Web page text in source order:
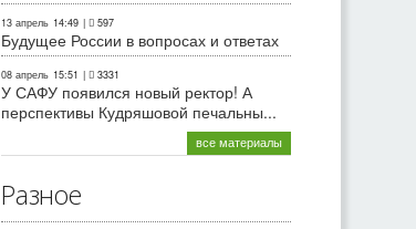
13 апрель 14:49 | 597
Будущее России в вопросах и ответах
08 апрель 15:51 | 3331
У САФУ появился новый ректор! А
перспективы Кудряшовой печальны...
все материалы
Разное